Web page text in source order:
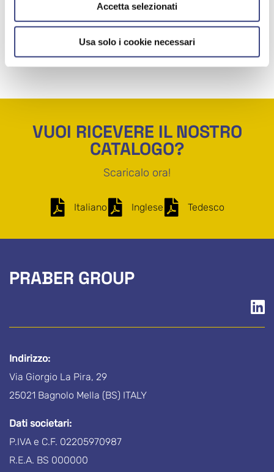
Accetta selezionati
Usa solo i cookie necessari
VUOI RICEVERE IL NOSTRO
CATALOGO?
Scaricalo ora!
Italiano Inglese Tedesco
PRABER GROUP
Indirizzo:
Via Giorgio La Pira, 29
25021 Bagnolo Mella (BS) ITALY
Dati societari:
P.IVA e C.F. 02205970987
R.E.A. BS 000000